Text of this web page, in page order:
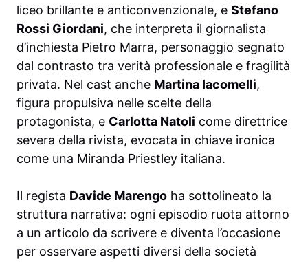
liceo brillante e anticonvenzionale, e Stefano
Rossi Giordani, che interpreta il giornalista
d’inchiesta Pietro Marra, personaggio segnato
dal contrasto tra verità professionale e fragilità
privata. Nel cast anche Martina Iacomelli,
figura propulsiva nelle scelte della
protagonista, e Carlotta Natoli come direttrice
severa della rivista, evocata in chiave ironica
come una Miranda Priestley italiana.
Il regista Davide Marengo ha sottolineato la
struttura narrativa: ogni episodio ruota attorno
a un articolo da scrivere e diventa l’occasione
per osservare aspetti diversi della società